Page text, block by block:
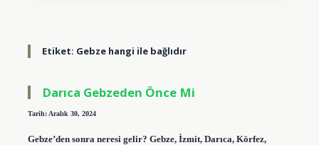
Etiket: Gebze hangi ile bağlıdır
Darıca Gebzeden Önce Mi
Tarih: Aralık 30, 2024
Gebze’den sonra neresi gelir? Gebze, İzmit, Darıca, Körfez,